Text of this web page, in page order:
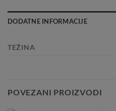
DODATNE INFORMACIJE
TEŽINA
POVEZANI PROIZVODI